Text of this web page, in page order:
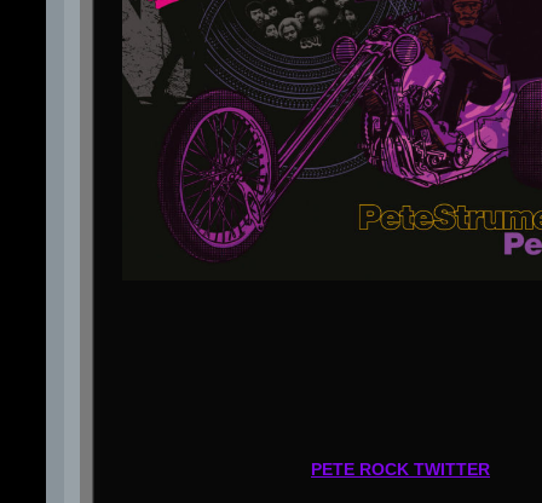
PETE ROCK TWITTER